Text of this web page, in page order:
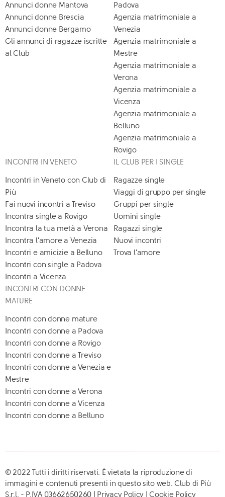
Annunci donne Mantova
Annunci donne Brescia
Annunci donne Bergamo
Gli annunci di ragazze iscritte
al Club
Padova
Agenzia matrimoniale a
Venezia
Agenzia matrimoniale a
Mestre
Agenzia matrimoniale a
Verona
Agenzia matrimoniale a
Vicenza
Agenzia matrimoniale a
Belluno
Agenzia matrimoniale a
Rovigo
INCONTRI IN VENETO
Incontri in Veneto con Club di
Più
Fai nuovi incontri a Treviso
Incontra single a Rovigo
Incontra la tua metà a Verona
Incontra l'amore a Venezia
Incontri e amicizie a Belluno
Incontri con single a Padova
Incontri a Vicenza
IL CLUB PER I SINGLE
Ragazze single
Viaggi di gruppo per single
Gruppi per single
Uomini single
Ragazzi single
Nuovi incontri
Trova l'amore
INCONTRI CON DONNE
MATURE
Incontri con donne mature
Incontri con donne a Padova
Incontri con donne a Rovigo
Incontri con donne a Treviso
Incontri con donne a Venezia e
Mestre
Incontri con donne a Verona
Incontri con donne a Vicenza
Incontri con donne a Belluno
© 2022 Tutti i diritti riservati. È vietata la riproduzione di
immagini e contenuti presenti in questo sito web. Club di Più
S.r.l. - P.IVA 03662650260 | Privacy Policy |Cookie Policy